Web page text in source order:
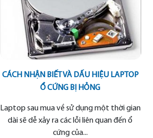
CÁCH NHẬN BIẾT VÀ DẤU HIỆU LAPTOP
Ổ CỨNG BỊ HỎNG
Laptop sau mua về sử dụng một thời gian
dài sẽ dễ xảy ra các lỗi liên quan đến ổ
cứng của...